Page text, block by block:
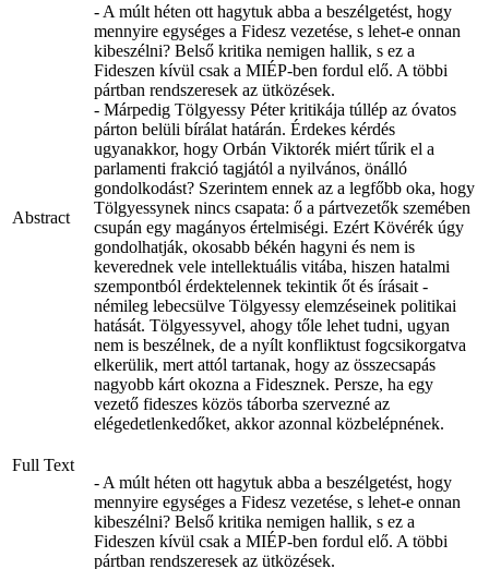
Abstract
- A múlt héten ott hagytuk abba a beszélgetést, hogy
mennyire egységes a Fidesz vezetése, s lehet-e onnan
kibeszélni? Belső kritika nemigen hallik, s ez a
Fideszen kívül csak a MIÉP-ben fordul elő. A többi
pártban rendszeresek az ütközések.
- Márpedig Tölgyessy Péter kritikája túllép az óvatos
párton belüli bírálat határán. Érdekes kérdés
ugyanakkor, hogy Orbán Viktorék miért tűrik el a
parlamenti frakció tagjától a nyilvános, önálló
gondolkodást? Szerintem ennek az a legfőbb oka, hogy
Tölgyessynek nincs csapata: ő a pártvezetők szemében
csupán egy magányos értelmiségi. Ezért Kövérék úgy
gondolhatják, okosabb békén hagyni és nem is
keverednek vele intellektuális vitába, hiszen hatalmi
szempontból érdektelennek tekintik őt és írásait -
némileg lebecsülve Tölgyessy elemzéseinek politikai
hatását. Tölgyessyvel, ahogy tőle lehet tudni, ugyan
nem is beszélnek, de a nyílt konfliktust fogcsikorgatva
elkerülik, mert attól tartanak, hogy az összecsapás
nagyobb kárt okozna a Fidesznek. Persze, ha egy
vezető fideszes közös táborba szervezné az
elégedetlenkedőket, akkor azonnal közbelépnének.
Full Text
- A múlt héten ott hagytuk abba a beszélgetést, hogy
mennyire egységes a Fidesz vezetése, s lehet-e onnan
kibeszélni? Belső kritika nemigen hallik, s ez a
Fideszen kívül csak a MIÉP-ben fordul elő. A többi
pártban rendszeresek az ütközések.